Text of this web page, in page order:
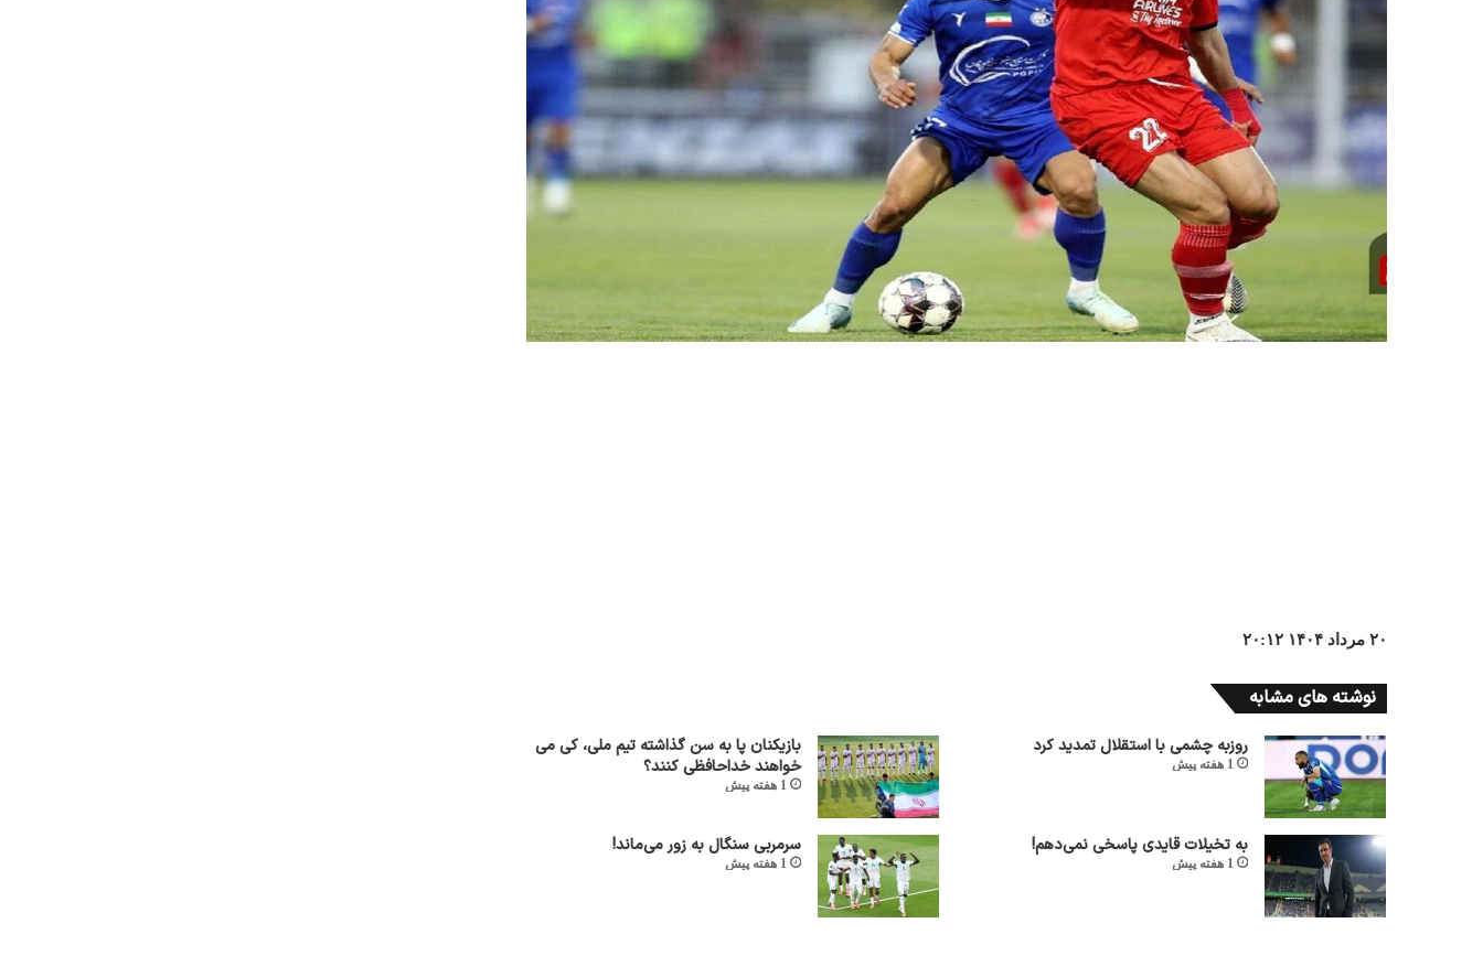
۲۰ مرداد ۱۴۰۴ ۲۰:۱۲
نوشته های مشابه
روزبه چشمی با استقلال تمدید کرد
1 هفته پیش
بازیکنان پا به سن گذاشته تیم ملی، کی می
خواهند خداحافظی کنند؟
1 هفته پیش
به تخیلات قایدی پاسخی نمی‌دهم!
1 هفته پیش
سرمربی سنگال به زور می‌ماند!
1 هفته پیش